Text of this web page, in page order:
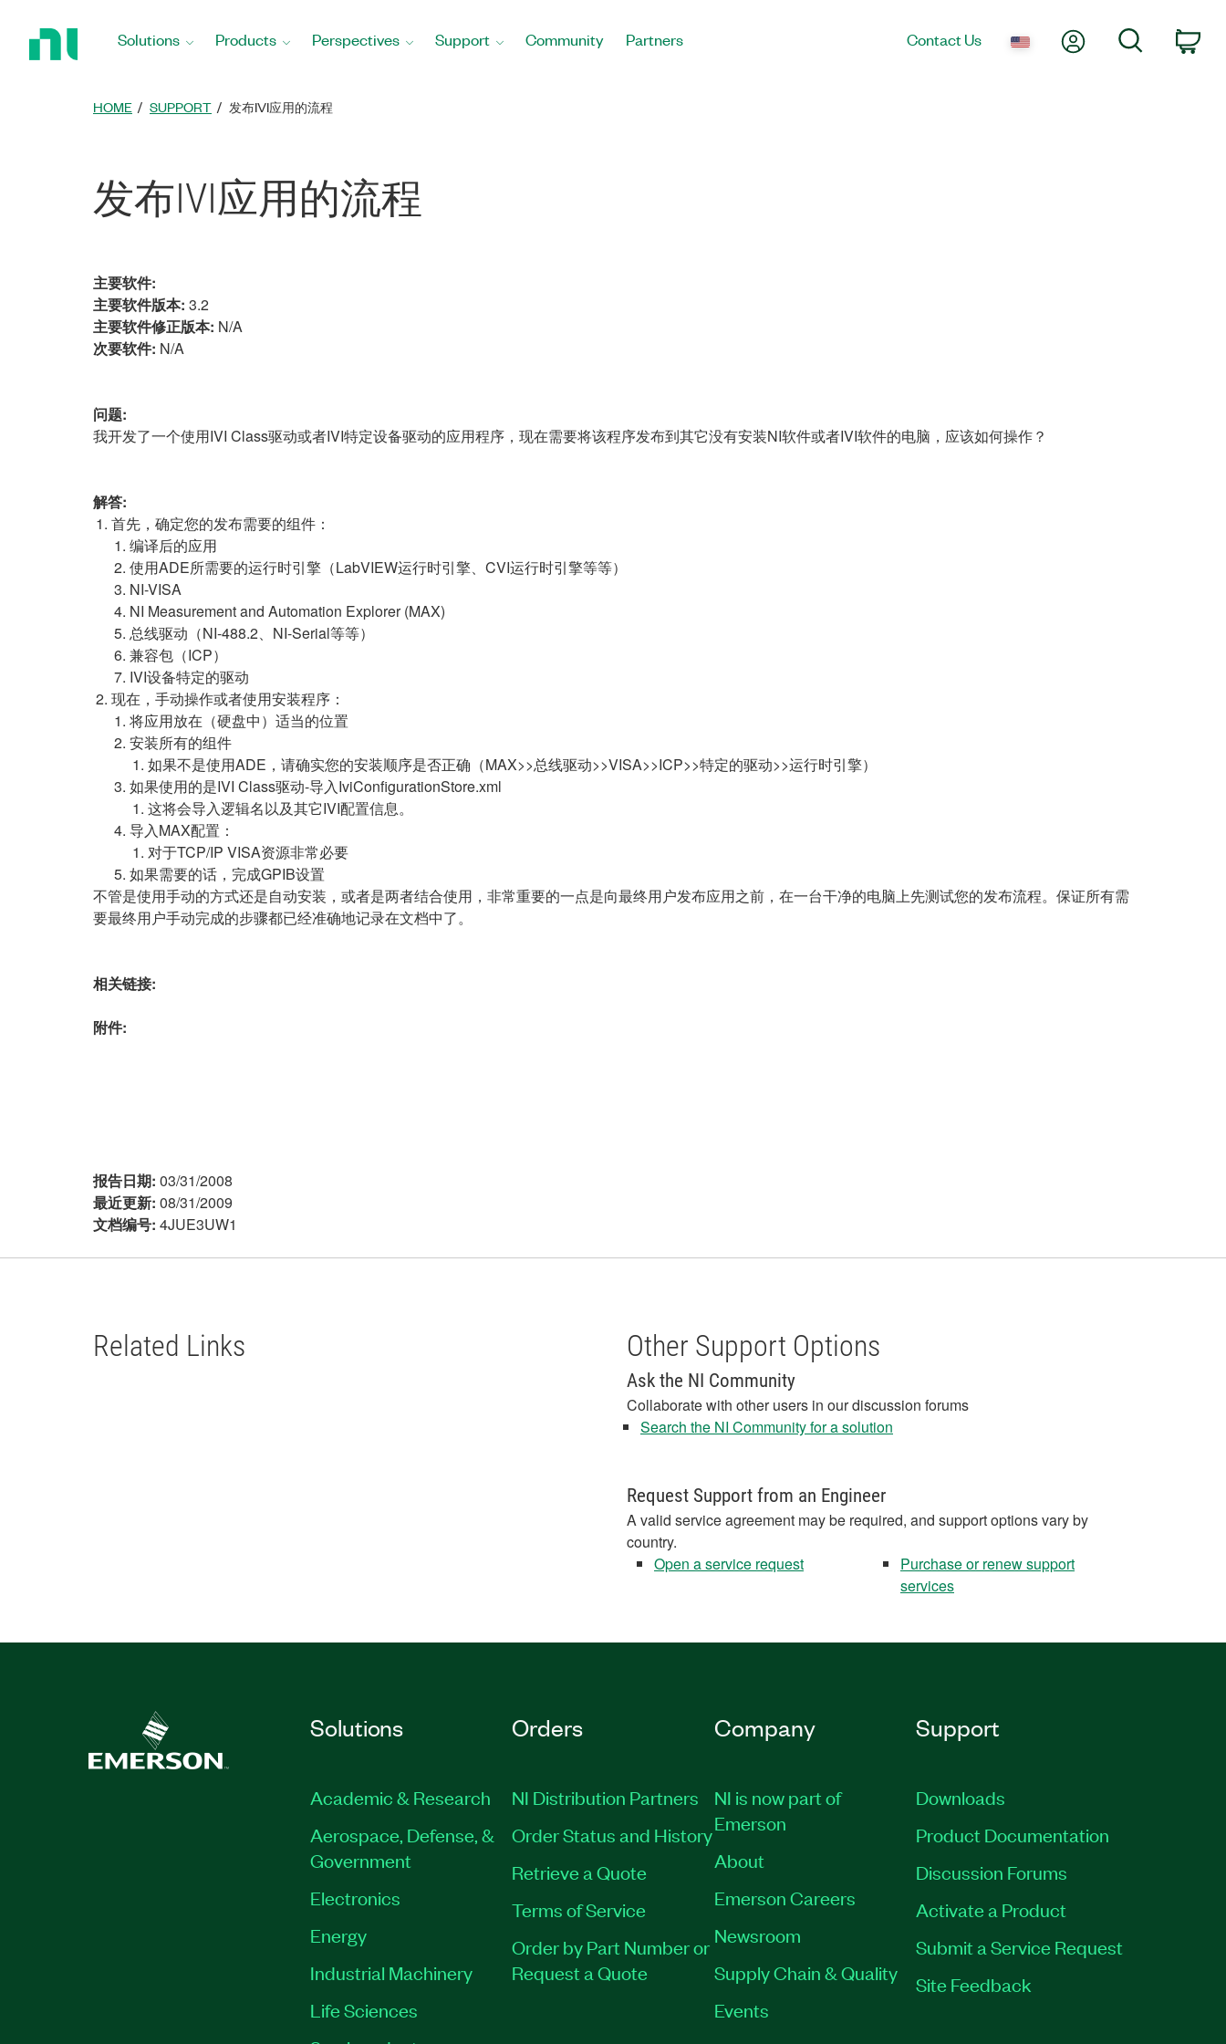
Solutions Products Perspectives Support Community Partners Contact Us My AccountSearch
HOME SUPPORT 发布IVI应用的流程
发布IVI应用的流程
主要软件:
主要软件版本: 3.2
主要软件修正版本: N/A
次要软件: N/A
问题:
我开发了一个使用IVI Class驱动或者IVI特定设备驱动的应用程序，现在需要将该程序发布到其它没有安装NI软件或者IVI软件的电脑，应该如何操作？
解答:
首先，确定您的发布需要的组件：
编译后的应用
使用ADE所需要的运行时引擎（LabVIEW运行时引擎、CVI运行时引擎等等）
NI-VISA
NI Measurement and Automation Explorer (MAX)
总线驱动（NI-488.2、NI-Serial等等）
兼容包（ICP）
IVI设备特定的驱动
现在，手动操作或者使用安装程序：
将应用放在（硬盘中）适当的位置
安装所有的组件
如果不是使用ADE，请确实您的安装顺序是否正确（MAX>>总线驱动>>VISA>>ICP>>特定的驱动>>运行时引擎）
如果使用的是IVI Class驱动-导入IviConfigurationStore.xml
这将会导入逻辑名以及其它IVI配置信息。
导入MAX配置：
对于TCP/IP VISA资源非常必要
如果需要的话，完成GPIB设置
不管是使用手动的方式还是自动安装，或者是两者结合使用，非常重要的一点是向最终用户发布应用之前，在一台干净的电脑上先测试您的发布流程。保证所有需
要最终用户手动完成的步骤都已经准确地记录在文档中了。
相关链接:
附件:
报告日期: 03/31/2008
最近更新: 08/31/2009
文档编号: 4JUE3UW1
Related Links Other Support Options
Ask the NI Community
Collaborate with other users in our discussion forums
Search the NI Community for a solution
Request Support from an Engineer
A valid service agreement may be required, and support options vary by
country.
Open a service request
Purchase or renew support
services
Solutions
Academic & Research
Aerospace, Defense, &
Government
Electronics
Energy
Industrial Machinery
Life Sciences
Orders
NI Distribution Partners
Order Status and History
Retrieve a Quote
Terms of Service
Order by Part Number or
Request a Quote
Company
NI is now part of
Emerson
About
Emerson Careers
Newsroom
Supply Chain & Quality
Events
Support
Downloads
Product Documentation
Discussion Forums
Activate a Product
Submit a Service Request
Site Feedback